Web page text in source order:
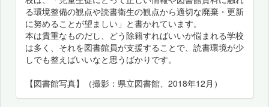
る環境整備の観点や読書衛生の観点から適切な廃棄・更新
に努めることが望ましい」と書かれています。
本は貴重なものだし、どう除籍すればいいか悩まれる学校
は多く、それを図書館員が支援することで、読書環境が少
しでも整えばいいなと思うばかりです。
【図書館写真】（撮影：県立図書館、2018年12月）